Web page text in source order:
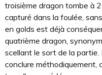
troisième dragon tombe à
capturé dans la foulée,
en golds est déjà
quatrième dragon,
scellant le sort de la partie.
conclure méthodiquement,